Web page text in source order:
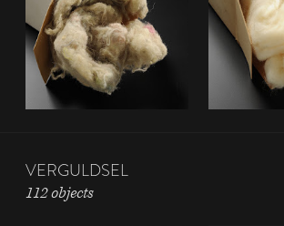
VERGULDSEL
112 objects